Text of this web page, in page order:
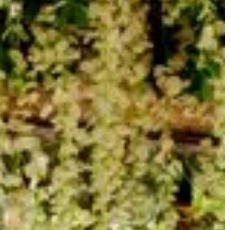
OGRODU
Press22 maja 2026
aby stworzyć
wiatrem?
krzewów do
i estetycznej osłony
się, jak dobrać
INNE
Redaktor Blue Whale Press16
Jak wybrać idealną poduszkę do
lepszego komfortu i zdrowia
Odkryj, jak wybrać poduszkę, która
lepszy sen i poprawi komfort życia.
się, jakie cechy powinny posiadać